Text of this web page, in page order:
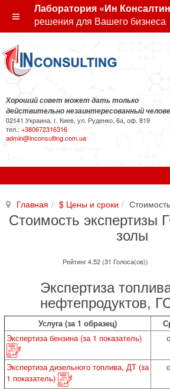
Лаборатория «Ин
решения для Вашего бизнеса
Хороший совет может дать только
действительно незаинтересованный
02141 Украина, г. Киев, ул. Руденко, 6а, оф. 819
тел.: +380672316316
admin@inconsulting.com.ua
Главная $ Цены и сроки
Стоимость экспертизы
золы
Рейтинг 4.52 (31 Голоса(ов))
Экспертиза
нефтепродуктов,
Услуга (за 1 образец)
Экспертиза бензина (за 1 показатель)
Экспертиза дизельного топлива, ДТ (за
1 показатель)